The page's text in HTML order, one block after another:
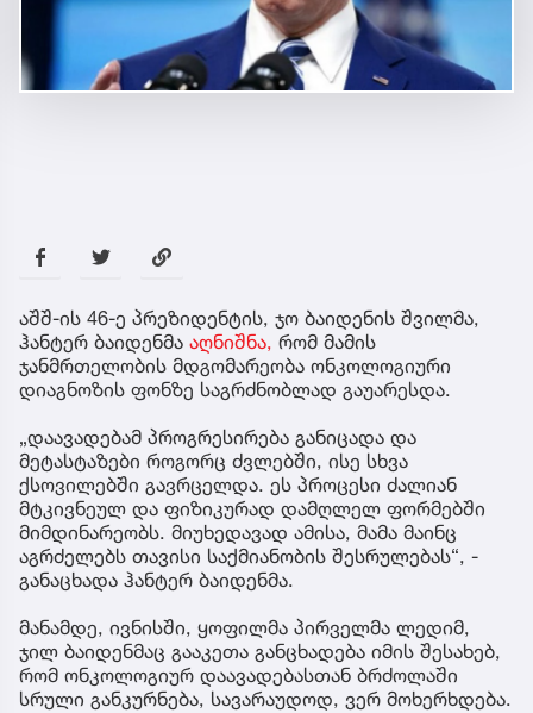
აშშ-ის 46-ე პრეზიდენტის, ჯო ბაიდენის შვილმა,
ჰანტერ ბაიდენმა აღნიშნა, რომ მამის
ჯანმრთელობის მდგომარეობა ონკოლოგიური
დიაგნოზის ფონზე საგრძნობლად გაუარესდა.
„დაავადებამ პროგრესირება განიცადა და
მეტასტაზები როგორც ძვლებში, ისე სხვა
ქსოვილებში გავრცელდა. ეს პროცესი ძალიან
მტკივნეულ და ფიზიკურად დამღლელ ფორმებში
მიმდინარეობს. მიუხედავად ამისა, მამა მაინც
აგრძელებს თავისი საქმიანობის შესრულებას“, -
განაცხადა ჰანტერ ბაიდენმა.
მანამდე, ივნისში, ყოფილმა პირველმა ლედიმ,
ჯილ ბაიდენმაც გააკეთა განცხადება იმის შესახებ,
რომ ონკოლოგიურ დაავადებასთან ბრძოლაში
სრული განკურნება, სავარაუდოდ, ვერ მოხერხდება.